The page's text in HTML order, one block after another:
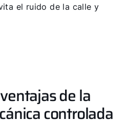
el ruido de la calle y
de la
controlada